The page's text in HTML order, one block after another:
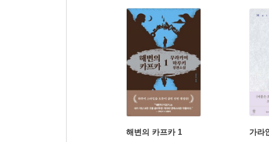
해변의 카프카 1 가라